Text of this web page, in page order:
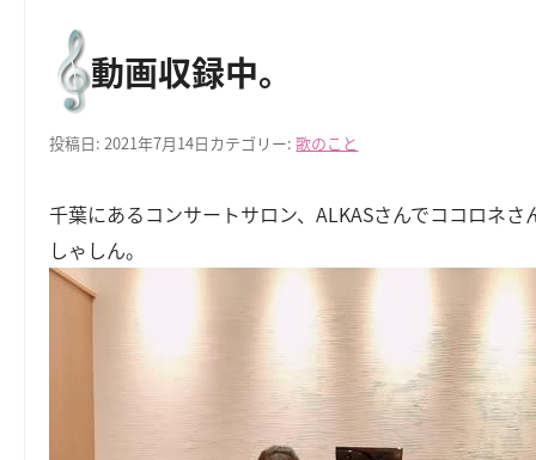
動画収録中。
投稿日:2021年7月14日カテゴリー:歌のこと
千葉にあるコンサートサロン、ALKASさんでココロネ
しゃしん。